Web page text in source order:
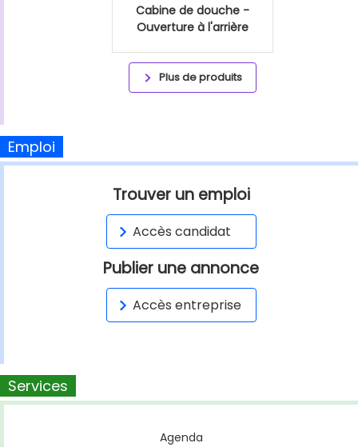
Cabine de douche -
Ouverture à l'arrière
Plus de produits
Emploi
Trouver un emploi
Accès candidat
Publier une annonce
Accès entreprise
Services
Agenda